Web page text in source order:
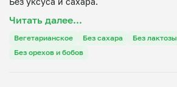
Читать далее...
Вегетарианское Без сахара Без лактозы
Без орехов и бобов